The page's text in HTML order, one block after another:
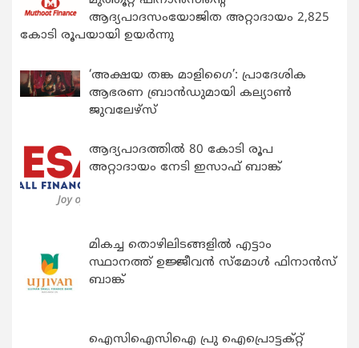
ആദ്യപാദസംയോജിത അറ്റാദായം 2,825
കോടി രൂപയായി ഉയർന്നു
‘അക്ഷയ തങ്ക മാളിഗൈ’: പ്രാദേശിക
ആഭരണ ബ്രാന്‍ഡുമായി കല്യാണ്‍
ജുവലേഴ്‌സ്
ആദ്യപാദത്തിൽ 80 കോടി രൂപ
അറ്റാദായം നേടി ഇസാഫ് ബാങ്ക്
മികച്ച തൊഴിലിടങ്ങളിൽ എട്ടാം
സ്ഥാനത്ത് ഉജ്ജീവൻ സ്മോൾ ഫിനാൻസ്
ബാങ്ക്
ഐസിഐസിഐ പ്രു ഐപ്രൊട്ടക്റ്റ്